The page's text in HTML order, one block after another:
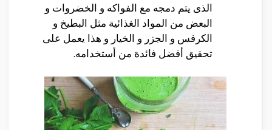
الذى يتم دمجه مع الفواكه و الخضروات و
البعض من المواد الغذائية مثل البطيخ و
الكرفس و الجزر و الخيار و هذا يعمل على
تحقيق أفضل فائدة من أستخدامه.